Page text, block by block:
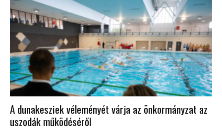
A dunakesziek véleményét várja az önkormányzat az
uszodák működéséről